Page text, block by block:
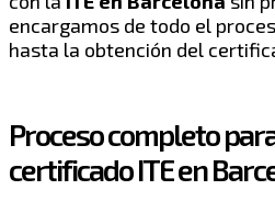
encargamos de todo el
hasta la obtención del
Proceso completo
certificado ITE en